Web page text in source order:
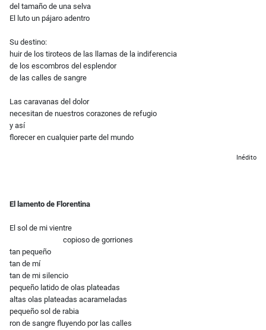
del tamaño de una selva
El luto un pájaro adentro
Su destino:
huir de los tiroteos de las llamas de la indiferencia
de los escombros del esplendor
de las calles de sangre
Las caravanas del dolor
necesitan de nuestros corazones de refugio
y así
florecer en cualquier parte del mundo
Inédito
El lamento de Florentina
El sol de mi vientre
copioso de gorriones
tan pequeño
tan de mí
tan de mi silencio
pequeño latido de olas plateadas
altas olas plateadas acarameladas
pequeño sol de rabia
ron de sangre fluyendo por las calles